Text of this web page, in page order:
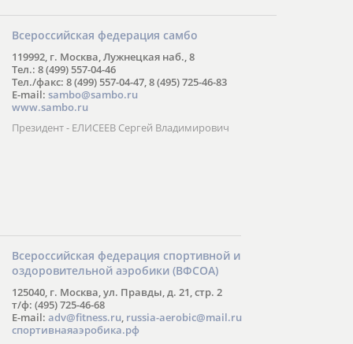
Всероссийская федерация самбо
119992, г. Москва, Лужнецкая наб., 8
Тел.: 8 (499) 557-04-46
Тел./факс: 8 (499) 557-04-47, 8 (495) 725-46-83
E-mail: sambo@sambo.ru
www.sambo.ru
Президент - ЕЛИСЕЕВ Сергей Владимирович
Всероссийская федерация спортивной и
оздоровительной аэробики (ВФСОА)
125040, г. Москва, ул. Правды, д. 21, стр. 2
т/ф: (495) 725-46-68
E-mail: adv@fitness.ru, russia-aerobic@mail.ru
спортивнаяаэробика.рф